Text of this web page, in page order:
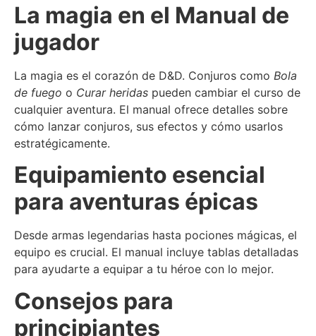
La magia en el Manual de
jugador
La magia es el corazón de D&D. Conjuros como Bola
de fuego o Curar heridas pueden cambiar el curso de
cualquier aventura. El manual ofrece detalles sobre
cómo lanzar conjuros, sus efectos y cómo usarlos
estratégicamente.
Equipamiento esencial
para aventuras épicas
Desde armas legendarias hasta pociones mágicas, el
equipo es crucial. El manual incluye tablas detalladas
para ayudarte a equipar a tu héroe con lo mejor.
Consejos para
principiantes